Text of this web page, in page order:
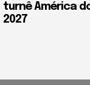
turnê América
2027